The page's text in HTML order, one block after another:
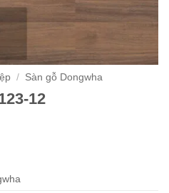
/ Sàn gỗ Dongwha
12